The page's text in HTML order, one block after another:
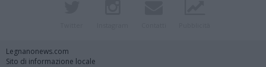
Legnanonews.com
Sito di informazione locale